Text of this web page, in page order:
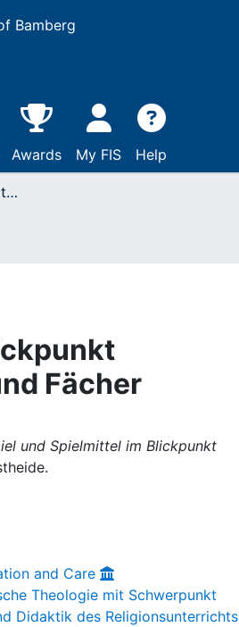
Bamberg
Awards My FIS Help
Spiel : Spiel und Spielmittel im Blickpunkt verschiedener Wissenschaften und Fächer
Fächer
und Spielmittel im Blickpunkt
and Care
Theologie mit Schwerpunkt
Didaktik des Religionsunterrichts